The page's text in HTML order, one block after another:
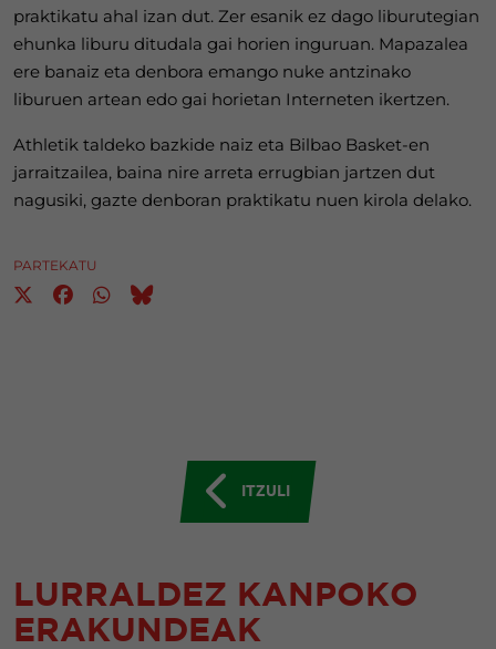
praktikatu ahal izan dut. Zer esanik ez dago liburutegian
ehunka liburu ditudala gai horien inguruan. Mapazalea
ere banaiz eta denbora emango nuke antzinako
liburuen artean edo gai horietan Interneten ikertzen.
Athletik taldeko bazkide naiz eta Bilbao Basket-en
jarraitzailea, baina nire arreta errugbian jartzen dut
nagusiki, gazte denboran praktikatu nuen kirola delako.
PARTEKATU
ITZULI
LURRALDEZ KANPOKO
ERAKUNDEAK